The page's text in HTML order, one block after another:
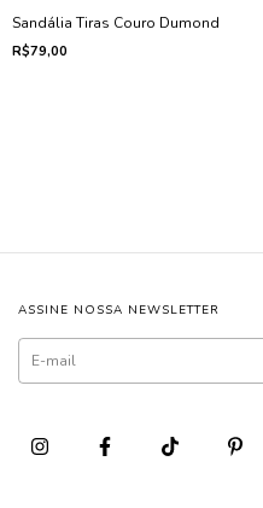
Sandália Tiras Couro Dumond
R$79,00
ASSINE NOSSA NEWSLETTER